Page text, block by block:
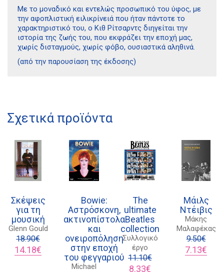
Με το μοναδικό και εντελώς προσωπικό του ύφος, με
την αφοπλιστική ειλικρίνειά που ήταν πάντοτε το
χαρακτηριστικό του, ο Κιθ Ρίτσαρντς διηγείται την
ιστορία της ζωής του, που εκφράζει την εποχή μας,
χωρίς δισταγμούς, χωρίς φόβο, ουσιαστικά αληθινά.
(από την παρουσίαση της έκδοσης)
Σχετικά προϊόντα
Σκέψεις
για τη
μουσική
Glenn Gould
18.90€
Original
price
14.18€
τρέχουσα
Bowie:
Αστρόσκονη,
ακτινοπίστολα
και
ονειροπόληση
στην εποχή
του φεγγαριού
Michael
The
ultimate
Beatles
collection
Συλλογικό
έργο
11.10€
Original
8.33€
Μάιλς
Ντέιβις
Μάκης
Μαλαφέκας
9.50€
Original
price
7.13€
21 1750 8340
kombrai.bs@gmail.com
Πολιτική επιστροφών
Τρόποι Πληρωμής
Όροι χρήσης
Αποστολές